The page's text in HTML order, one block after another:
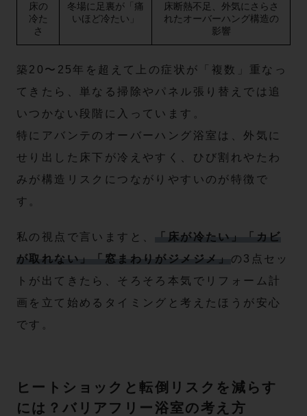
床の
冷た
さ
冬場に足裏が「痛
いほど冷たい」
床断熱不足、外気にさらさ
れたオーバーハング構造の
影響
築20〜25年を超えて上の症状が「複数」重なっ
てきたら、単なる掃除やパネル張り替えでは追
いつかない段階に入っています。
特にアバンテのオーバーハング浴室は、外気に
せり出した床下が冷えやすく、ひび割れやたわ
みが構造リスクにつながりやすいのが特徴で
す。
私の視点で言いますと、
「床が冷たい」「カビ
が取れない」「窓まわりがジメジメ」 の3点セッ
トが出てきたら、そろそろ本気でリフォーム計
画を立て始めるタイミングと考えたほうが安心
です。
ヒートショックと転倒リスクを減らす
には？バリアフリー浴室の考え方